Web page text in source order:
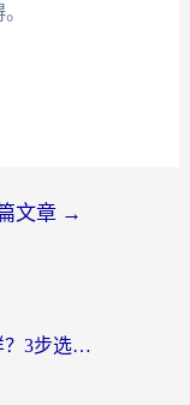
文章 →
海外党必看：Astrill VPN怎么样？3步选对回国加速器实现无缝刷剧玩游戏